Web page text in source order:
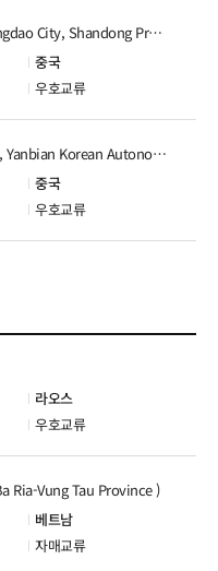
중국
산둥성 칭다오시 지모구( Jimo District, Qingdao City, Shandong Province )
우호교류
중국
지린성 옌볜조선족자치주 옌지시( Yanji City, Yanbian Korean Autonomous Prefecture, Jilin Province )
우호교류
라오스
우호교류
베트남
Ria-Vung Tau Province )
자매교류